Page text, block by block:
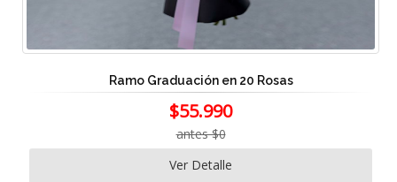
Ramo Graduación en 20 Rosas
$55.990
antes $0
Ver Detalle